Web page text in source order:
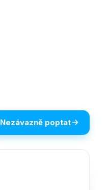
Nezávazně poptat